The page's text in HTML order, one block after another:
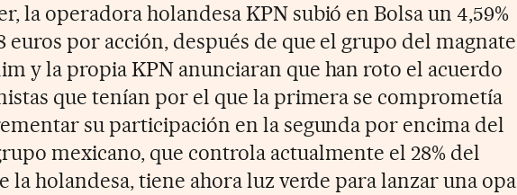
la operadora holandesa KPN subió en Bolsa un 4,59%
euros por acción, después de que el grupo del magnate
y la propia KPN anunciaran que han roto el acuerdo
que tenían por el que la primera se comprometía
su participación en la segunda por encima del
mexicano, que controla actualmente el 28% del
la holandesa, tiene ahora luz verde para lanzar una opa